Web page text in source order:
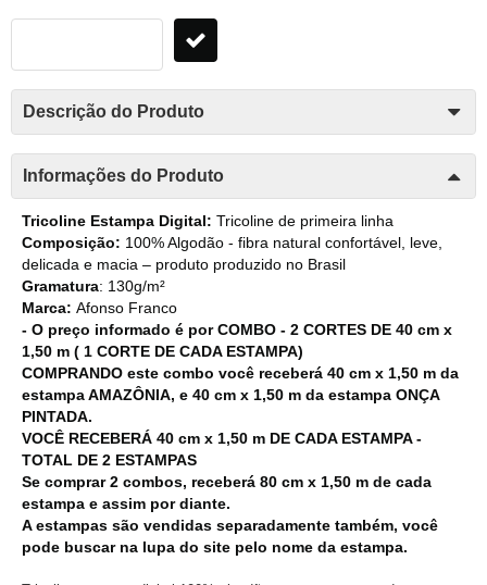
Descrição do Produto
Informações do Produto
Tricoline Estampa Digital: Tricoline de primeira linha
Composição: 100% Algodão - fibra natural confortável, leve,
delicada e macia – produto produzido no Brasil
Gramatura: 130g/m²
Marca: Afonso Franco
- O preço informado é por COMBO - 2 CORTES DE 40 cm x
1,50 m ( 1 CORTE DE CADA ESTAMPA)
COMPRANDO este combo você receberá 40 cm x 1,50 m da
estampa AMAZÔNIA, e 40 cm x 1,50 m da estampa ONÇA
PINTADA.
VOCÊ RECEBERÁ 40 cm x 1,50 m DE CADA ESTAMPA -
TOTAL DE 2 ESTAMPAS
Se comprar 2 combos, receberá 80 cm x 1,50 m de cada
estampa e assim por diante.
A estampas são vendidas separadamente também, você
pode buscar na lupa do site pelo nome da estampa.